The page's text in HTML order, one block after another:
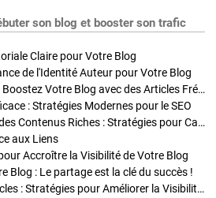
son blog et booster son trafic
Claire pour Votre Blog
de l'Identité Auteur pour Votre Blog
Stratégies de Publication : Boostez Votre Blog avec des Articles Fréquents et Exclusifs
: Stratégies Modernes pour le SEO
Enrichir Vos Articles avec des Contenus Riches : Stratégies pour Captiver et Optimiser
aux Liens
Accroître la Visibilité de Votre Blog
Blog : Le partage est la clé du succès !
Optimisation SEO des Articles : Stratégies pour Améliorer la Visibilité de Votre Blog